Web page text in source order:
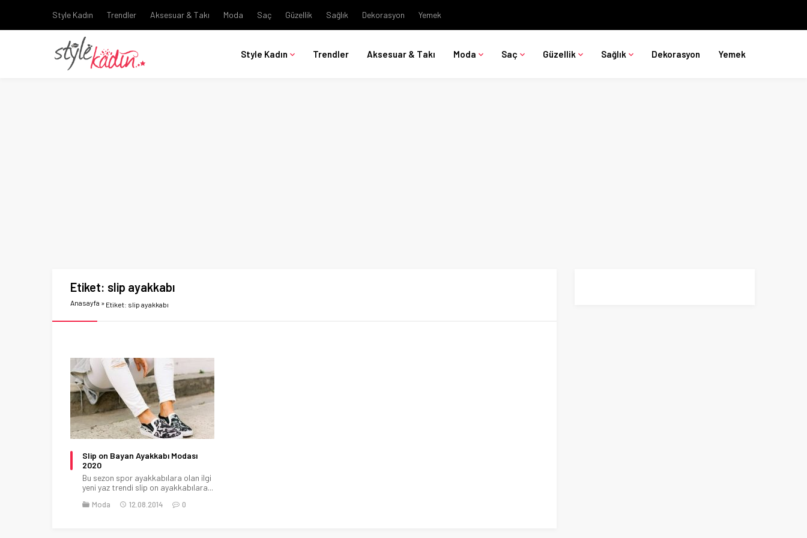
Style Kadın Trendler Aksesuar & Takı Moda Saç Güzellik Sağlık Dekorasyon Yemek
Style Kadın Trendler Aksesuar & Takı Moda Saç Güzellik Sağlık Dekorasyon Yemek
Etiket: slip ayakkabı
Anasayfa » Etiket: slip ayakkabı
Slip on Bayan Ayakkabı Modası
2020
Bu sezon spor ayakkabılara olan ilgi
yeni yaz trendi slip on ayakkabılara...
Moda 12.08.2014 0